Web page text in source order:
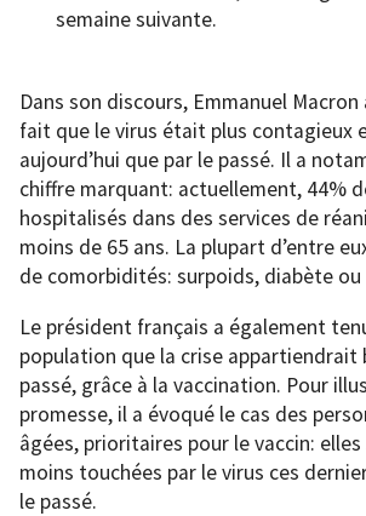
semaine suivante.
Dans son discours, Emmanuel
fait que le virus était plus contagieux
aujourd’hui que par le passé. Il a
chiffre marquant: actuellement, 44%
hospitalisés dans des services de
moins de 65 ans. La plupart d’entre
de comorbidités: surpoids, diabète
Le président français a également
population que la crise appartiendrait
passé, grâce à la vaccination. Pour
promesse, il a évoqué le cas des
âgées, prioritaires pour le vaccin:
moins touchées par le virus ces
le passé.